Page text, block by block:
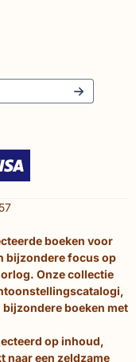
boeken voor
bijzondere focus op
Onze collectie
boeken met
op inhoud,
naar een zeldzame